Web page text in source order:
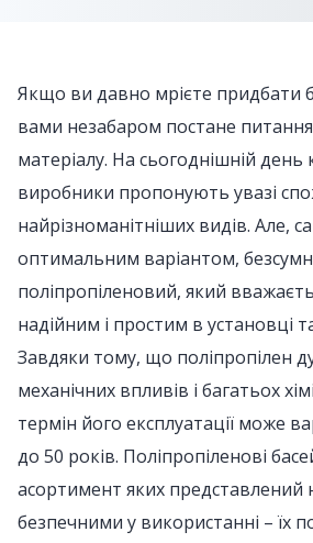
Якщо ви давно мрієте придбати
вами незабаром постане
матеріалу. На сьогоднішній день
виробники пропонують увазі
найрізноманітніших видів. Але,
оптимальним варіантом,
поліпропіленовий, який
надійним і простим в установці
Завдяки тому, що поліпропілен
механічних впливів і багатьох
термін його експлуатації може
до 50 років. Поліпропіленові
асортимент яких представлений
безпечними у використанні – їх